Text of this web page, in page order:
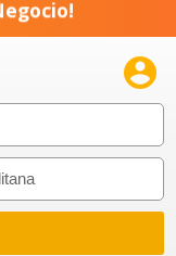
